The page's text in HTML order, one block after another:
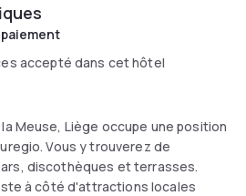
accepté dans cet hôtel
Meuse, Liège occupe une position
Vous y trouverez de
discothèques et terrasses.
à côté d'attractions locales